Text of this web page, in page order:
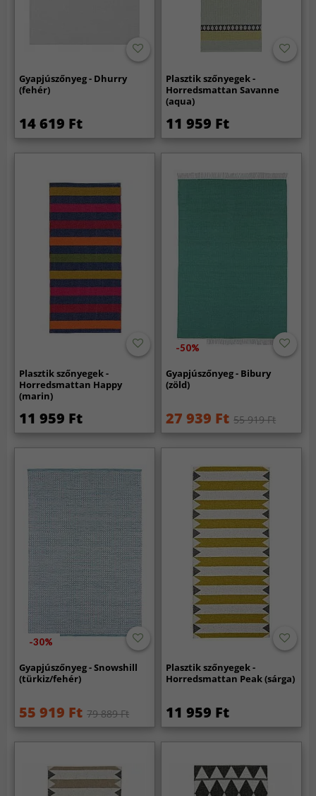
Gyapjúszőnyeg - Dhurry
(fehér)
14 619 Ft
Plasztik szőnyegek -
Horredsmattan Savanne
(aqua)
11 959 Ft
Plasztik szőnyegek -
Horredsmattan Happy
(marin)
11 959 Ft
-50%
Gyapjúszőnyeg - Bibury
(zöld)
27 939 Ft 55 919 Ft
-30%
Gyapjúszőnyeg - Snowshill
(türkiz/fehér)
55 919 Ft 79 889 Ft
Plasztik szőnyegek -
Horredsmattan Peak (sárga)
11 959 Ft